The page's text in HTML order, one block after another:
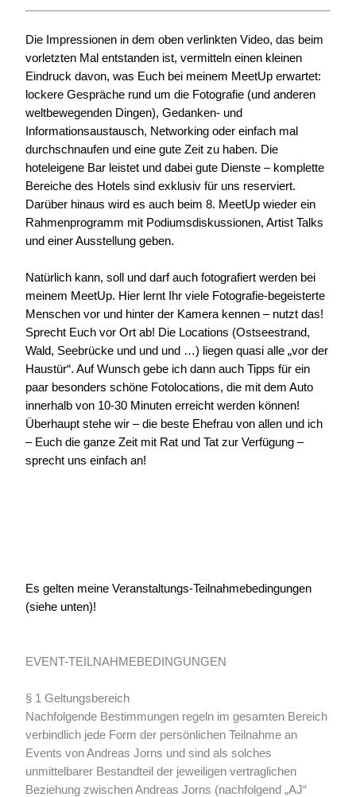
Die Impressionen in dem oben verlinkten Video, das beim
vorletzten Mal entstanden ist, vermitteln einen kleinen
Eindruck davon, was Euch bei meinem MeetUp erwartet:
lockere Gespräche rund um die Fotografie (und anderen
weltbewegenden Dingen), Gedanken- und
Informationsaustausch, Networking oder einfach mal
durchschnaufen und eine gute Zeit zu haben. Die
hoteleigene Bar leistet und dabei gute Dienste – komplette
Bereiche des Hotels sind exklusiv für uns reserviert.
Darüber hinaus wird es auch beim 8. MeetUp wieder ein
Rahmenprogramm mit Podiumsdiskussionen, Artist Talks
und einer Ausstellung geben.
Natürlich kann, soll und darf auch fotografiert werden bei
meinem MeetUp. Hier lernt Ihr viele Fotografie-begeisterte
Menschen vor und hinter der Kamera kennen – nutzt das!
Sprecht Euch vor Ort ab! Die Locations (Ostseestrand,
Wald, Seebrücke und und und …) liegen quasi alle „vor der
Haustür“. Auf Wunsch gebe ich dann auch Tipps für ein
paar besonders schöne Fotolocations, die mit dem Auto
innerhalb von 10-30 Minuten erreicht werden können!
Überhaupt stehe wir – die beste Ehefrau von allen und ich
– Euch die ganze Zeit mit Rat und Tat zur Verfügung –
sprecht uns einfach an!
Es gelten meine Veranstaltungs-Teilnahmebedingungen
(siehe unten)!
EVENT-TEILNAHMEBEDINGUNGEN
§ 1 Geltungsbereich
Nachfolgende Bestimmungen regeln im gesamten Bereich
verbindlich jede Form der persönlichen Teilnahme an
Events von Andreas Jorns und sind als solches
unmittelbarer Bestandteil der jeweiligen vertraglichen
Beziehung zwischen Andreas Jorns (nachfolgend „AJ“